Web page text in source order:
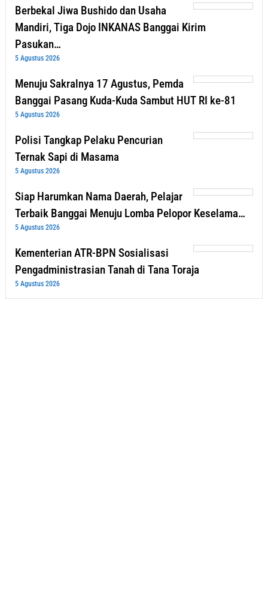
Berbekal Jiwa Bushido dan Usaha
Mandiri, Tiga Dojo INKANAS Banggai Kirim
Pasukan…
5 Agustus 2026
Menuju Sakralnya 17 Agustus, Pemda
Banggai Pasang Kuda-Kuda Sambut HUT RI ke-81
5 Agustus 2026
Polisi Tangkap Pelaku Pencurian
Ternak Sapi di Masama
5 Agustus 2026
Siap Harumkan Nama Daerah, Pelajar
Terbaik Banggai Menuju Lomba Pelopor Keselama…
5 Agustus 2026
Kementerian ATR-BPN Sosialisasi
Pengadministrasian Tanah di Tana Toraja
5 Agustus 2026